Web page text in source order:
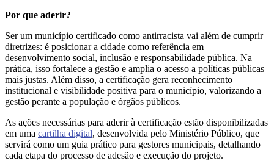
Por que aderir?
Ser um município certificado como antirracista vai além de cumprir
diretrizes: é posicionar a cidade como referência em
desenvolvimento social, inclusão e responsabilidade pública. Na
prática, isso fortalece a gestão e amplia o acesso a políticas públicas
mais justas. Além disso, a certificação gera reconhecimento
institucional e visibilidade positiva para o município, valorizando a
gestão perante a população e órgãos públicos.
As ações necessárias para aderir à certificação estão disponibilizadas
em uma cartilha digital, desenvolvida pelo Ministério Público, que
servirá como um guia prático para gestores municipais, detalhando
cada etapa do processo de adesão e execução do projeto.